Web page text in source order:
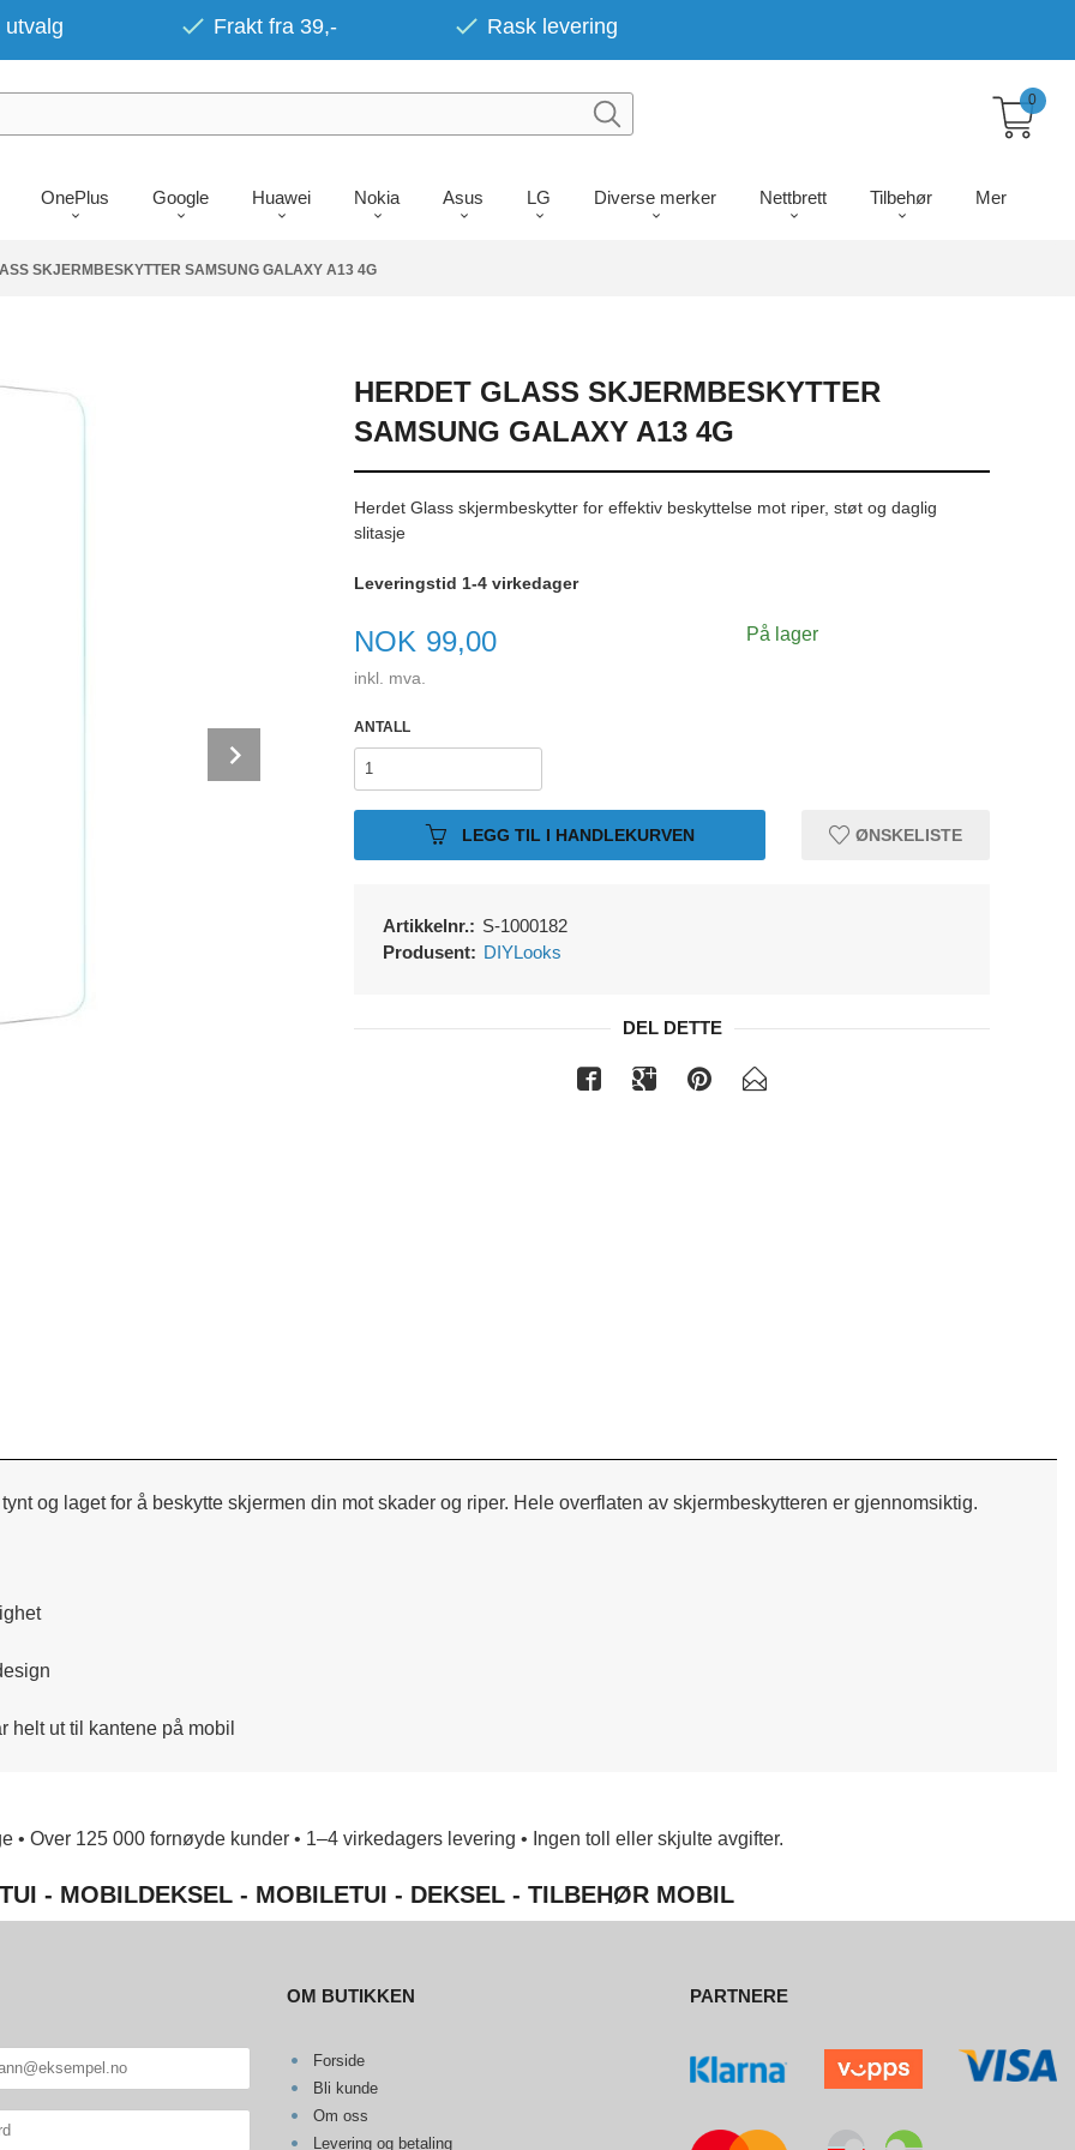
utvalg Frakt fra 39,- Rask levering
OnePlus Google Huawei Nokia Asus LG Diverse merker Nettbrett Tilbehør Mer
0
SKJERMBESKYTTER SAMSUNG GALAXY A13 4G
HERDET GLASS SKJERMBESKYTTER
SAMSUNG GALAXY A13 4G
Herdet Glass skjermbeskytter for effektiv beskyttelse mot riper, støt og daglig
slitasje
Leveringstid 1-4 virkedager
Pris
NOK 99,00
inkl. mva.
På lager
ANTALL
LEGG TIL I HANDLEKURVEN ØNSKELISTE
Artikkelnr.: S-1000182
Produsent: DIYLooks
DEL DETTE
og laget for å beskytte skjermen din mot skader og riper. Hele overflaten av skjermbeskytteren er gjennomsiktig.
helt ut til kantene på mobil
• Over 125 000 fornøyde kunder • 1–4 virkedagers levering • Ingen toll eller skjulte avgifter.
- MOBILDEKSEL - MOBILETUI - DEKSEL - TILBEHØR MOBIL
OM BUTIKKEN
Forside
Bli kunde
Om oss
Levering og betaling
PARTNERE